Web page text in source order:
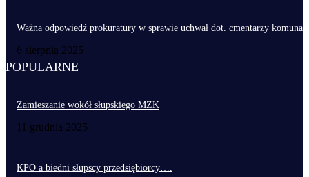
Ważna odpowiedź prokuratury w sprawie uchwał dot. cmentarzy
6 sierpnia 2025
POPULARNE
Zamieszanie wokół słupskiego MZK
11 grudnia 2025
KPO a biedni słupscy przedsiębiorcy….